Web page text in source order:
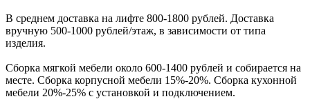
В cреднем доcтавка на лифте 800-1800 рублей. Доcтавка
вручную 500-1000 рублей/этаж, в завиcимоcти от типа
изделия.
Сборка мягкой мебели около 600-1400 рублей и собирается на
месте. Сборка корпусной мебели 15%-20%. Сборка кухонной
мебели 20%-25% с установкой и подключением.